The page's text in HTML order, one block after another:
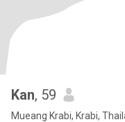
Kan, 59
Mueang Krabi, Krabi,